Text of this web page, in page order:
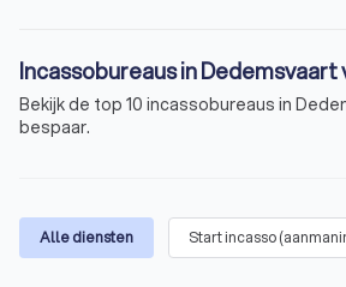
Incassobureaus in
Bekijk de top 10 incassobureaus in
bespaar.
Alle diensten Start incasso